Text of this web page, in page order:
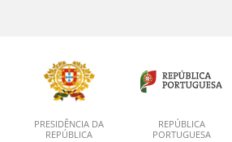
PRESIDÊNCIA DA
REPÚBLICA
REPÚBLICA
PORTUGUESA